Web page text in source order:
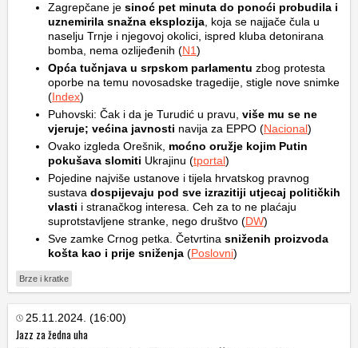
Zagrepčane je sinoć pet minuta do ponoći probudila i
uznemirila snažna eksplozija, koja se najjače čula u
naselju Trnje i njegovoj okolici, ispred kluba detonirana
bomba, nema ozlijeđenih (N1)
Opća tučnjava u srpskom parlamentu zbog protesta
oporbe na temu novosadske tragedije, stigle nove snimke
(Index)
Puhovski: Čak i da je Turudić u pravu, više mu se ne
vjeruje; većina javnosti navija za EPPO (Nacional)
Ovako izgleda Orešnik, moćno oružje kojim Putin
pokušava slomiti Ukrajinu (tportal)
Pojedine najviše ustanove i tijela hrvatskog pravnog
sustava dospijevaju pod sve izrazitiji utjecaj političkih
vlasti i stranačkog interesa. Ceh za to ne plaćaju
suprotstavljene stranke, nego društvo (DW)
Sve zamke Crnog petka. Četvrtina sniženih proizvoda
košta kao i prije sniženja (Poslovni)
Brze i kratke
25.11.2024. (16:00)
Jazz za žedna uha